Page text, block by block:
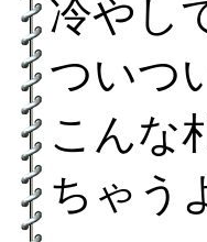
冷やし
ついつ
こんな
ちゃう